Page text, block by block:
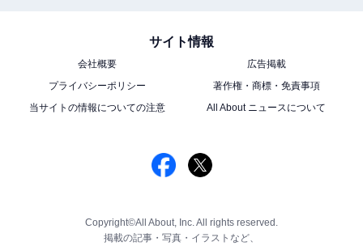
サイト情報
会社概要
広告掲載
プライバシーポリシー
著作権・商標・免責事項
当サイトの情報についての注意
All About ニュースについて
Copyright©All About, Inc. All rights reserved.
掲載の記事・写真・イラストなど、